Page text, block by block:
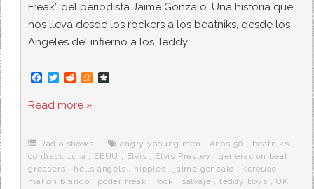
Freak” del periodista Jaime Gonzalo. Una historia que
nos lleva desde los rockers a los beatniks, desde los
Ángeles del infierno a los Teddy…
F
c
e
o
k
T
i
t
r
R
d
d
M
e
r
a
Read more »
Radio shows angry yooung men , Años 50 , beatniks ,
contracultura , EEUU , Elvis , Elvis Presley , generacion beat ,
greasers , hells angels , hippies , jaime gonzalo , kerouac ,
marlon brando , poder freak , rock , salvaje , teddy boys , UK